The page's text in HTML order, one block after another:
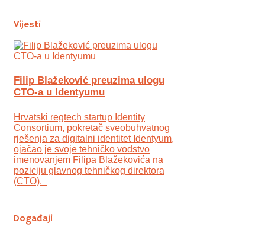
Vijesti
Filip Blažeković preuzima ulogu
CTO-a u Identyumu
Hrvatski regtech startup Identity
Consortium, pokretač sveobuhvatnog
rješenja za digitalni identitet Identyum,
ojаčao je svoje tehničko vodstvo
imenovanjem Filipa Blažekovića na
poziciju glavnog tehničkog direktora
(CTO).
Događaji